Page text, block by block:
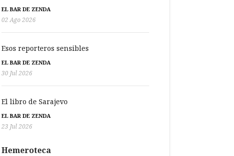
EL BAR DE ZENDA
02 Ago 2026
Esos reporteros sensibles
EL BAR DE ZENDA
30 Jul 2026
El libro de Sarajevo
EL BAR DE ZENDA
23 Jul 2026
Hemeroteca